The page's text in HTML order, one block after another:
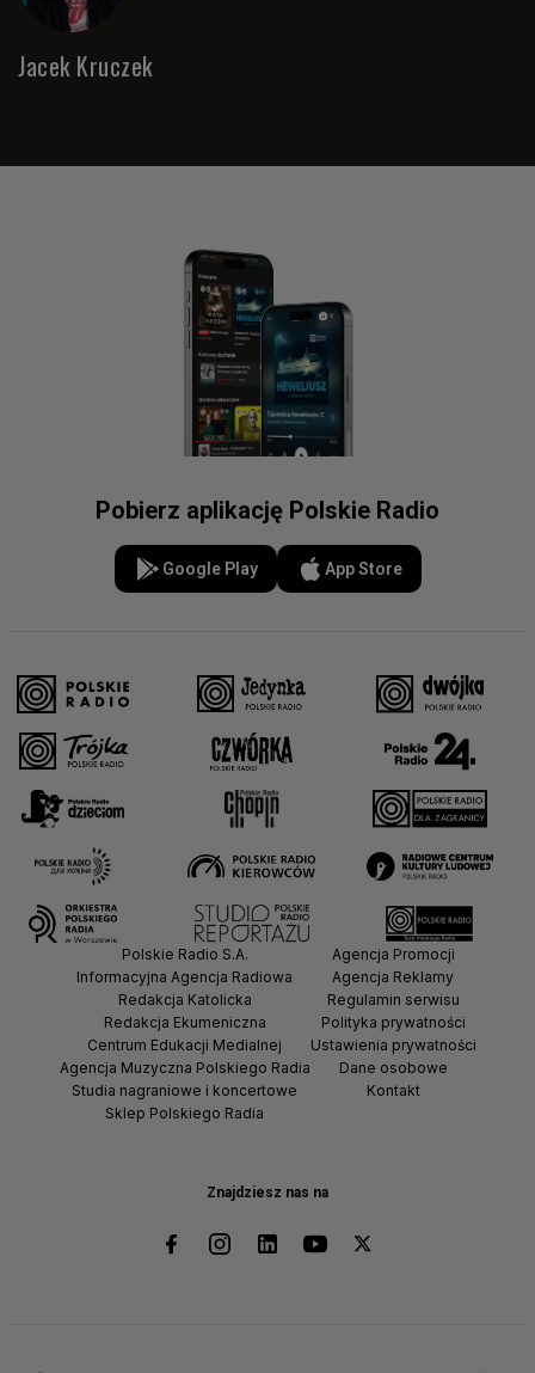
Jacek Kruczek
Pobierz aplikację Polskie Radio
Google Play App Store
Znajdziesz nas na
Polskie Radio S.A.
Informacyjna Agencja Radiowa
Redakcja Katolicka
Redakcja Ekumeniczna
Centrum Edukacji Medialnej
Agencja Muzyczna Polskiego Radia
Studia nagraniowe i koncertowe
Sklep Polskiego Radia
Agencja Promocji
Agencja Reklamy
Regulamin serwisu
Polityka prywatności
Ustawienia prywatności
Dane osobowe
Kontakt